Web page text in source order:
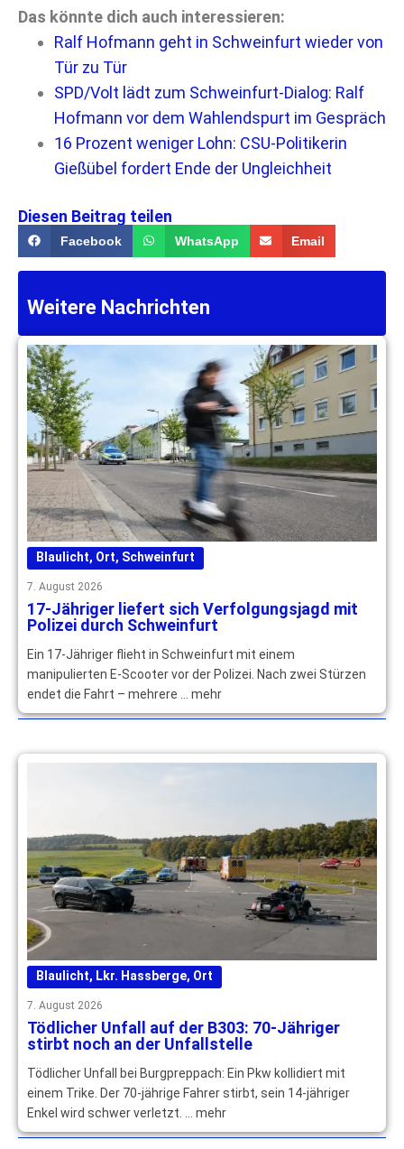
Das könnte dich auch interessieren:
Ralf Hofmann geht in Schweinfurt wieder von
Tür zu Tür
SPD/Volt lädt zum Schweinfurt-Dialog: Ralf
Hofmann vor dem Wahlendspurt im Gespräch
16 Prozent weniger Lohn: CSU-Politikerin
Gießübel fordert Ende der Ungleichheit
Diesen Beitrag teilen
Facebook WhatsApp Email
Weitere Nachrichten
Blaulicht, Ort, Schweinfurt
7. August 2026
17-Jähriger liefert sich Verfolgungsjagd mit
Polizei durch Schweinfurt
Ein 17-Jähriger flieht in Schweinfurt mit einem
manipulierten E-Scooter vor der Polizei. Nach zwei Stürzen
endet die Fahrt – mehrere … mehr
Blaulicht, Lkr. Hassberge, Ort
7. August 2026
Tödlicher Unfall auf der B303: 70-Jähriger
stirbt noch an der Unfallstelle
Tödlicher Unfall bei Burgpreppach: Ein Pkw kollidiert mit
einem Trike. Der 70-jährige Fahrer stirbt, sein 14-jähriger
Enkel wird schwer verletzt. … mehr